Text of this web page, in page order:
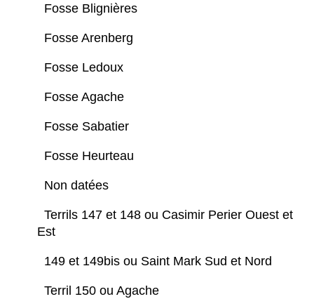
Fosse Blignières
Fosse Arenberg
Fosse Ledoux
Fosse Agache
Fosse Sabatier
Fosse Heurteau
Non datées
Terrils 147 et 148 ou Casimir Perier Ouest et
Est
149 et 149bis ou Saint Mark Sud et Nord
Terril 150 ou Agache